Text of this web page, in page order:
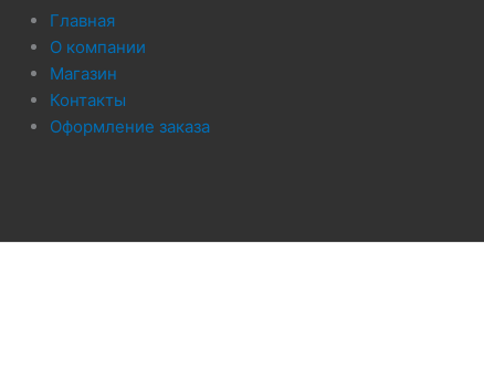
Главная
О компании
Магазин
Контакты
Оформление заказа